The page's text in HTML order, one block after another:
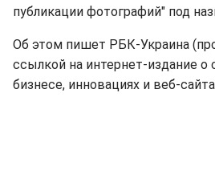
публикации фотографий" под
Об этом пишет РБК-Украина
ссылкой на интернет-издание о
бизнесе, инновациях и веб-